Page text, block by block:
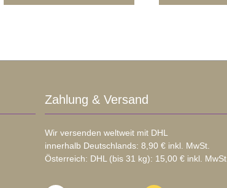
Zahlung & Versand
Wir versenden weltweit mit DHL
innerhalb Deutschlands: 8,90 € inkl. MwSt.
Österreich: DHL (bis 31 kg): 15,00 € inkl. MwSt.